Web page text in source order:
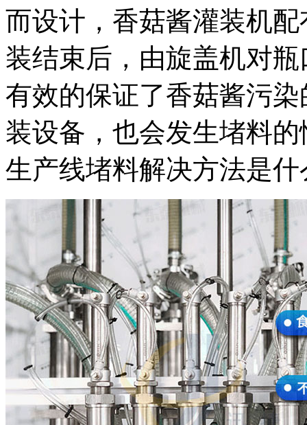
而设计，香菇酱灌装机
装结束后，由旋盖机对
有效的保证了香菇酱污
装设备，也会发生堵料
生产线堵料解决方法是什